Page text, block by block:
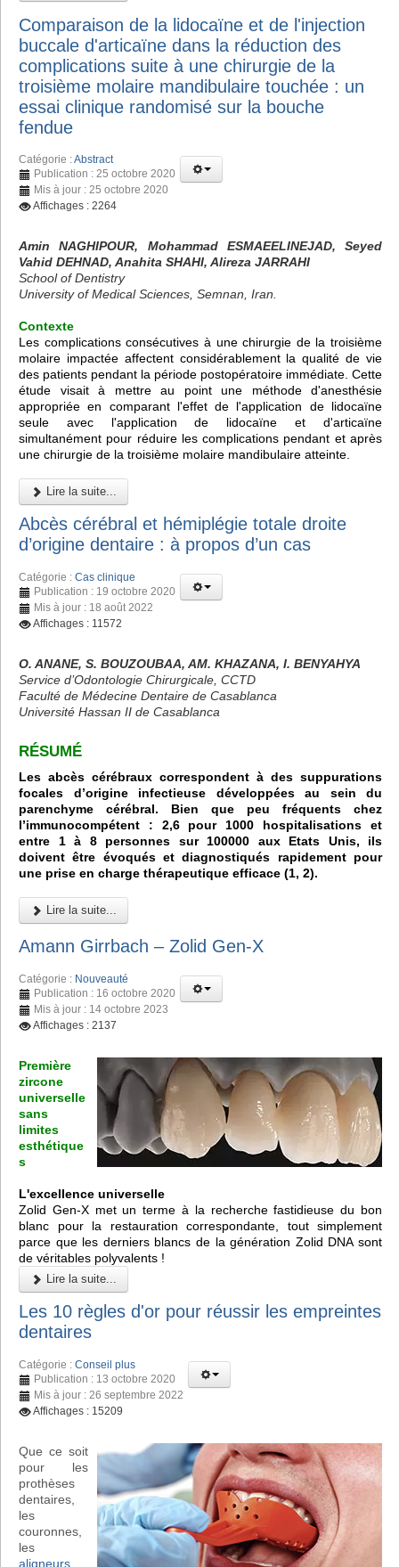
Comparaison de la lidocaïne et de l'injection
buccale d'articaïne dans la réduction des
complications suite à une chirurgie de la
troisième molaire mandibulaire touchée : un
essai clinique randomisé sur la bouche
fendue
Catégorie :Abstract
Publication : 25 octobre 2020
Mis à jour : 25 octobre 2020
Affichages : 2264
Amin NAGHIPOUR, Mohammad ESMAEELINEJAD, Seyed
Vahid DEHNAD, Anahita SHAHI, Alireza JARRAHI
School of Dentistry
University of Medical Sciences, Semnan, Iran.
Contexte
Les complications consécutives à une chirurgie de la troisième
molaire impactée affectent considérablement la qualité de vie
des patients pendant la période postopératoire immédiate. Cette
étude visait à mettre au point une méthode d'anesthésie
appropriée en comparant l'effet de l'application de lidocaïne
seule avec l'application de lidocaïne et d'articaïne
simultanément pour réduire les complications pendant et après
une chirurgie de la troisième molaire mandibulaire atteinte.
Lire la suite...
Abcès cérébral et hémiplégie totale droite
d’origine dentaire : à propos d’un cas
Catégorie : Cas clinique
Publication : 19 octobre 2020
Mis à jour : 18 août 2022
Affichages : 11572
O. ANANE, S. BOUZOUBAA, AM. KHAZANA, I. BENYAHYA
Service d’Odontologie Chirurgicale, CCTD
Faculté de Médecine Dentaire de Casablanca
Université Hassan II de Casablanca
RÉSUMÉ
Les abcès cérébraux correspondent à des suppurations
focales d’origine infectieuse développées au sein du
parenchyme cérébral. Bien que peu fréquents chez
l’immunocompétent : 2,6 pour 1000 hospitalisations et
entre 1 à 8 personnes sur 100000 aux Etats Unis, ils
doivent être évoqués et diagnostiqués rapidement pour
une prise en charge thérapeutique efficace (1, 2).
Lire la suite...
Amann Girrbach – Zolid Gen-X
Catégorie : Nouveauté
Publication : 16 octobre 2020
Mis à jour : 14 octobre 2023
Affichages : 2137
Première
zircone
universelle
sans
limites
esthétique
s
L'excellence universelle
Zolid Gen-X met un terme à la recherche fastidieuse du bon
blanc pour la restauration correspondante, tout simplement
parce que les derniers blancs de la génération Zolid DNA sont
de véritables polyvalents !
Lire la suite...
Les 10 règles d'or pour réussir les empreintes
dentaires
Catégorie : Conseil plus
Publication : 13 octobre 2020
Mis à jour : 26 septembre 2022
Affichages : 15209
Que ce soit
pour les
prothèses
dentaires,
les
couronnes,
les
aligneurs